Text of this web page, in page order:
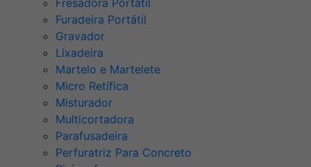
Fresadora Portátil
Furadeira Portátil
Gravador
Lixadeira
Martelo e Martelete
Micro Retífica
Misturador
Multicortadora
Parafusadeira
Perfuratriz Para Concreto